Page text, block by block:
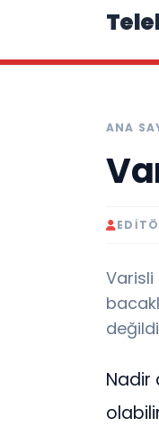
ANA
Varisli
Nadir